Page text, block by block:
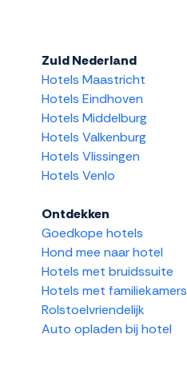
Zuid Nederland
Hotels Maastricht
Hotels Eindhoven
Hotels Middelburg
Hotels Valkenburg
Hotels Vlissingen
Hotels Venlo
Ontdekken
Goedkope hotels
Hond mee naar hotel
Hotels met bruidssuite
Hotels met familiekamers
Rolstoelvriendelijk
Auto opladen bij hotel